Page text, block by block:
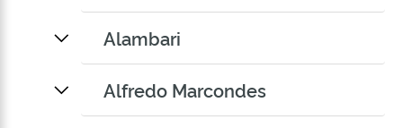
Alambari
Alfredo Marcondes